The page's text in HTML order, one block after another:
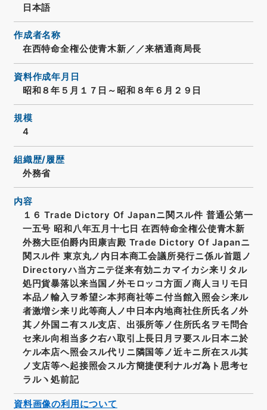
日本語
作成者名称
在西特命全権公使青木新／／来栖通商局長
資料作成年月日
昭和８年５月１７日～昭和８年６月２９日
規模
4
組織歴/履歴
外務省
内容
１６ Trade Dictory Of Japanニ関スル件 普通公第一
一五号 昭和八年五月十七日 在西特命全権公使青木新
外務大臣伯爵内田康吉殿 Trade Dictory Of Japanニ
関スル件 東京丸ノ内日本商工会議所発行ニ係ル首題ノ
Directoryハ当方ニテ従来有効ニカマイカシ来リタル
処円貨暴落以来当国ノ外モロッコ方面ノ商人ヨリモ日
本品ノ輸入ヲ希望シ本邦商社等ニ付当館入照会シ来ル
者激増シ来リ此等商人ノ中日本内地商社住所氏名ノ外
其ノ外国ニ有スル支店、出張所等ノ住所氏名ヲモ問合
セ来ル向相当多ク右ハ取引上長日月ヲ要スル日本ニ於
ケル本店ヘ照会スル代リニ隣国等ノ近キニ所在スル其
ノ支店等ヘ起接照会スル方簡捷便利ナルガ為ト思考セ
ラルヽ処前記
資料画像の利用について